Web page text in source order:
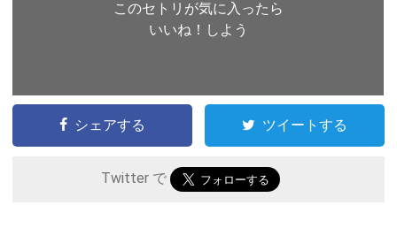
このセトリが気に入ったら
いいね！しよう
シェアする ツイートする
Twitter で